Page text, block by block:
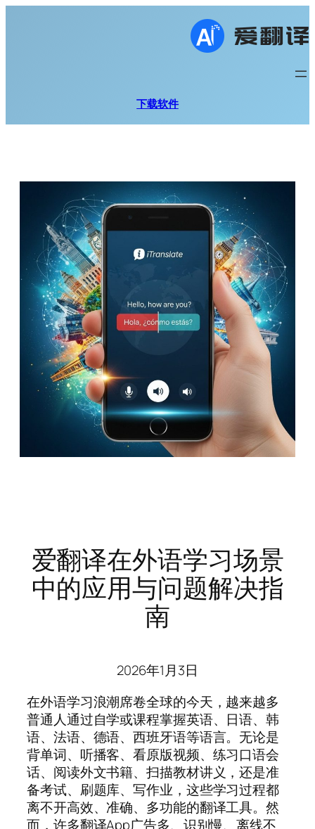
下载软件
爱翻译在外语学习场景
中的应用与问题解决指
南
2026年1月3日
在外语学习浪潮席卷全球的今天，越来越多
普通人通过自学或课程掌握英语、日语、韩
语、法语、德语、西班牙语等语言。无论是
背单词、听播客、看原版视频、练习口语会
话、阅读外文书籍、扫描教材讲义，还是准
备考试、刷题库、写作业，这些学习过程都
离不开高效、准确、多功能的翻译工具。然
而，许多翻译App广告多、识别慢、离线不